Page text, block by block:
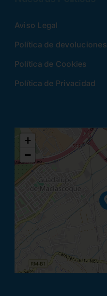
Aviso Legal
Política de devoluciones
Política de Cookies
Política de Privacidad
+
−